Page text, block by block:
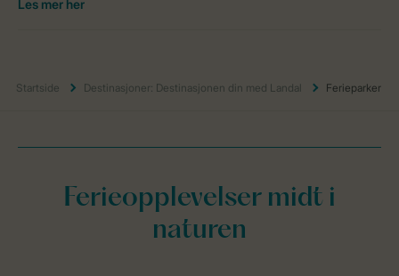
Startside Destinasjoner: Destinasjonen din med Landal Ferieparker
Ferieopplevelser midt i
naturen